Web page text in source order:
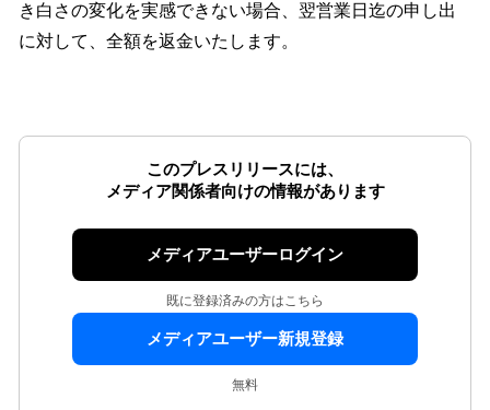
き白さの変化を実感できない場合、翌営業日迄の申し出
に対して、全額を返金いたします。
このプレスリリースには、
メディア関係者向けの情報があります
メディアユーザーログイン
既に登録済みの方はこちら
メディアユーザー新規登録
無料